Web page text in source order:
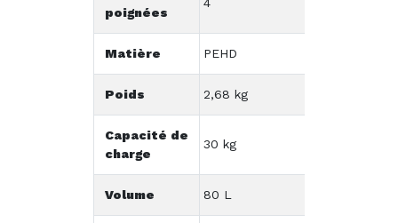
poignées
4
Matière PEHD
Poids 2,68 kg
Capacité de
charge
30 kg
Volume 80 L